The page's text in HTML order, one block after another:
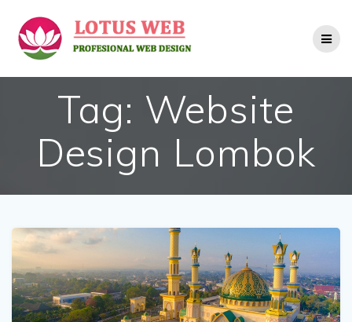
to
content
Tag: Website
Design Lombok